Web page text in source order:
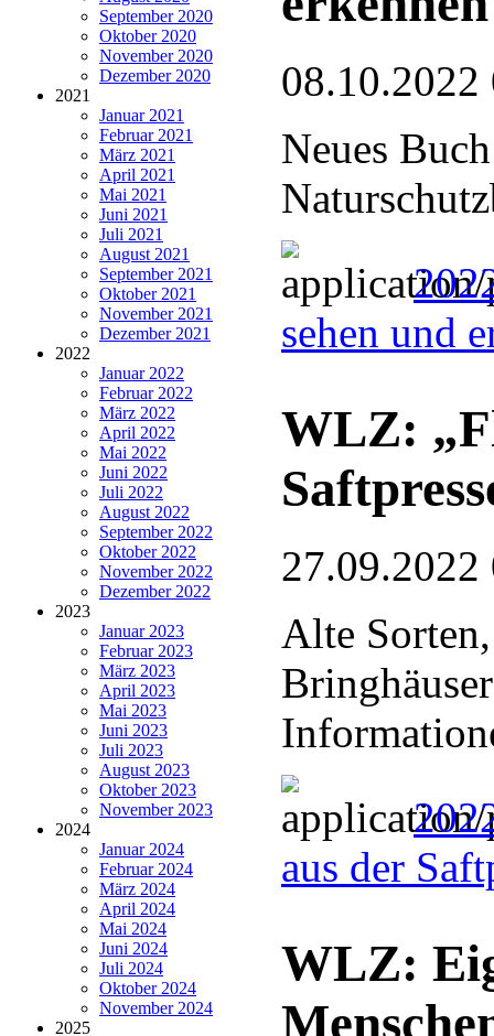
September 2020
Oktober 2020
November 2020
Dezember 2020
2021
Januar 2021
Februar 2021
März 2021
April 2021
Mai 2021
Juni 2021
Juli 2021
August 2021
September 2021
Oktober 2021
November 2021
Dezember 2021
2022
Januar 2022
Februar 2022
März 2022
April 2022
Mai 2022
Juni 2022
Juli 2022
August 2022
September 2022
Oktober 2022
November 2022
Dezember 2022
2023
Januar 2023
Februar 2023
März 2023
April 2023
Mai 2023
Juni 2023
Juli 2023
August 2023
Oktober 2023
November 2023
2024
Januar 2024
Februar 2024
März 2024
April 2024
Mai 2024
Juni 2024
Juli 2024
Oktober 2024
November 2024
2025
08.10.2022
Neues
sehen und
WLZ:
27.09.2022
Alte
aus der
WLZ: